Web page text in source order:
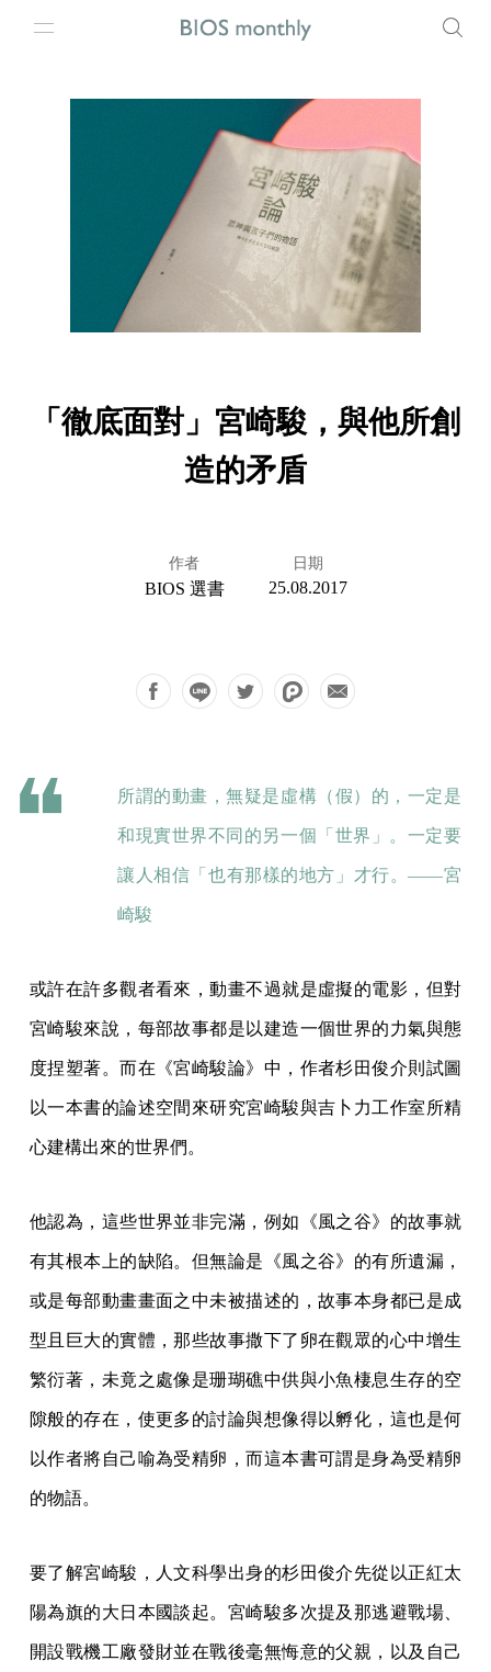
「徹底面對」宮崎駿，與他所創
造的矛盾
作者
BIOS 選書
日期
25.08.2017
所謂的動畫，無疑是虛構（假）的，一定是
和現實世界不同的另一個「世界」。一定要
讓人相信「也有那樣的地方」才行。——宮
崎駿
或許在許多觀者看來，動畫不過就是虛擬的電影，但對
宮崎駿來說，每部故事都是以建造一個世界的力氣與態
度捏塑著。而在《宮崎駿論》中，作者杉田俊介則試圖
以一本書的論述空間來研究宮崎駿與吉卜力工作室所精
心建構出來的世界們。
他認為，這些世界並非完滿，例如《風之谷》的故事就
有其根本上的缺陷。但無論是《風之谷》的有所遺漏，
或是每部動畫畫面之中未被描述的，故事本身都已是成
型且巨大的實體，那些故事撒下了卵在觀眾的心中增生
繁衍著，未竟之處像是珊瑚礁中供與小魚棲息生存的空
隙般的存在，使更多的討論與想像得以孵化，這也是何
以作者將自己喻為受精卵，而這本書可謂是身為受精卵
的物語。
要了解宮崎駿，人文科學出身的杉田俊介先從以正紅太
陽為旗的大日本國談起。宮崎駿多次提及那逃避戰場、
開設戰機工廠發財並在戰後毫無悔意的父親，以及自己